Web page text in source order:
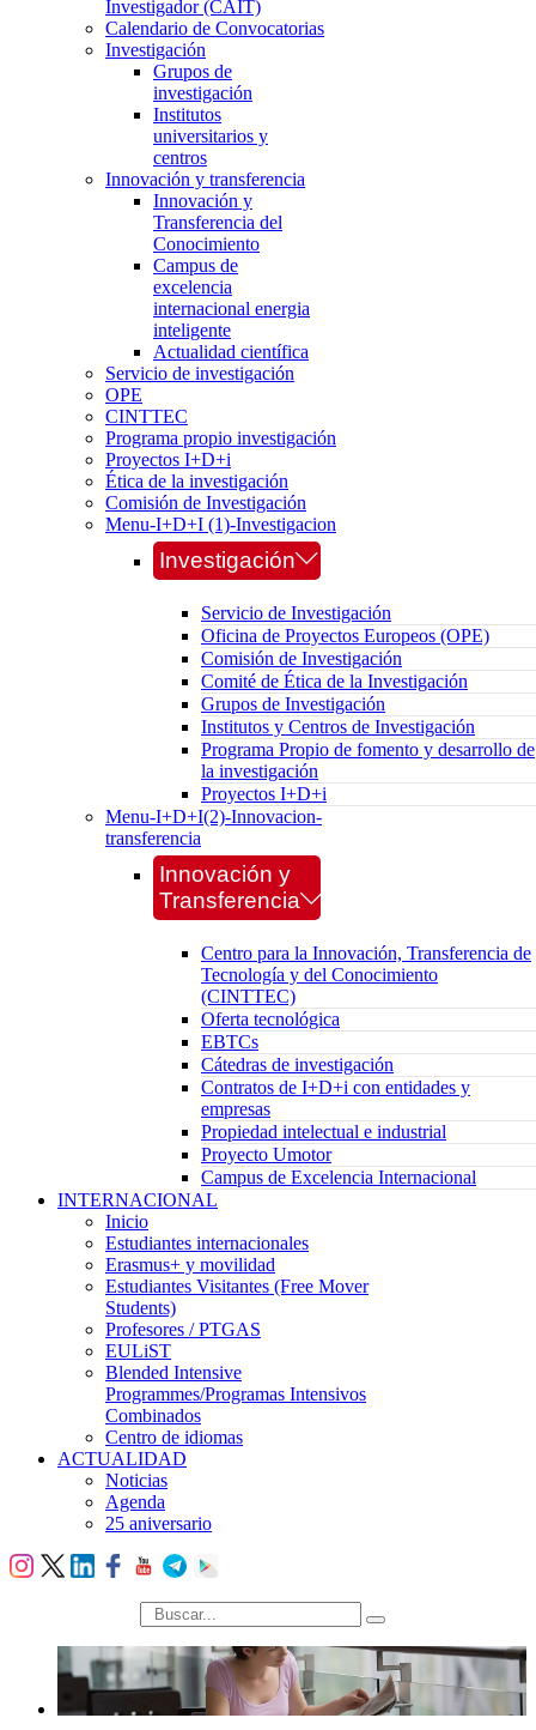
Investigador (CAIT)
Calendario de Convocatorias
Investigación
Grupos de
investigación
Institutos
universitarios y
centros
Innovación y transferencia
Innovación y
Transferencia del
Conocimiento
Campus de
excelencia
internacional energia
inteligente
Actualidad científica
Servicio de investigación
OPE
CINTTEC
Programa propio investigación
Proyectos I+D+i
Ética de la investigación
Comisión de Investigación
Menu-I+D+I (1)-Investigacion
Investigación
Servicio de Investigación
Oficina de Proyectos Europeos (OPE)
Comisión de Investigación
Comité de Ética de la Investigación
Grupos de Investigación
Institutos y Centros de Investigación
Programa Propio de fomento y desarrollo de
la investigación
Proyectos I+D+i
Menu-I+D+I(2)-Innovacion-
transferencia
Innovación y
Transferencia
Centro para la Innovación, Transferencia de
Tecnología y del Conocimiento
(CINTTEC)
Oferta tecnológica
EBTCs
Cátedras de investigación
Contratos de I+D+i con entidades y
empresas
Propiedad intelectual e industrial
Proyecto Umotor
Campus de Excelencia Internacional
INTERNACIONAL
Inicio
Estudiantes internacionales
Erasmus+ y movilidad
Estudiantes Visitantes (Free Mover
Students)
Profesores / PTGAS
EULiST
Blended Intensive
Programmes/Programas Intensivos
Combinados
Centro de idiomas
ACTUALIDAD
Noticias
Agenda
25 aniversario
búsqueda